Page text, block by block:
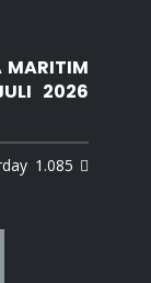
MARITIM
2026
1.085 